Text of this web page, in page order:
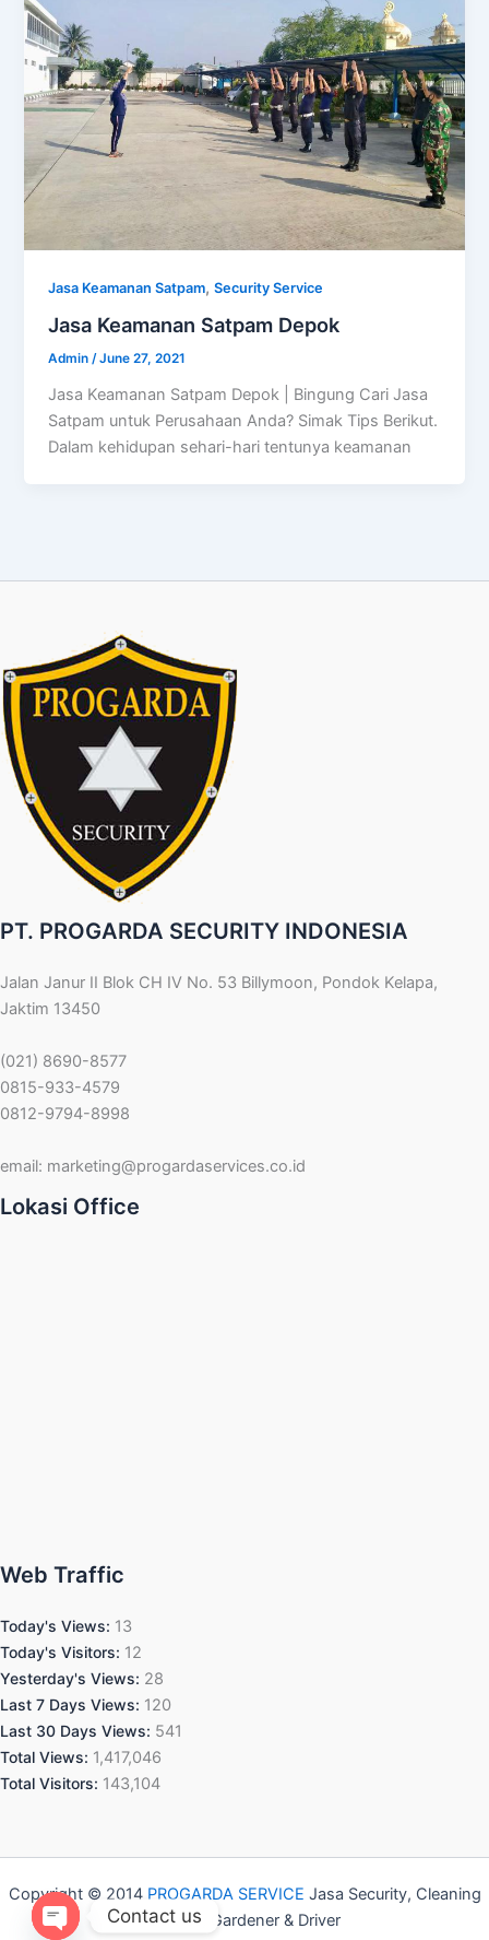
Jasa Keamanan Satpam,Security Service
Jasa Keamanan Satpam Depok
Admin/June 27, 2021
Jasa Keamanan Satpam Depok | Bingung Cari Jasa
Satpam untuk Perusahaan Anda? Simak Tips Berikut.
Dalam kehidupan sehari-hari tentunya keamanan
PT. PROGARDA SECURITY INDONESIA
Jalan Janur II Blok CH IV No. 53 Billymoon, Pondok Kelapa,
Jaktim 13450
(021) 8690-8577
0815-933-4579
0812-9794-8998
email: marketing@progardaservices.co.id
Lokasi Office
Web Traffic
Today's Views: 13
Today's Visitors: 12
Yesterday's Views: 28
Last 7 Days Views: 120
Last 30 Days Views: 541
Total Views: 1,417,046
Total Visitors: 143,104
Copyright © 2014 PROGARDA SERVICE Jasa Security, Cleaning
Service, Gardener & Driver
Contact us